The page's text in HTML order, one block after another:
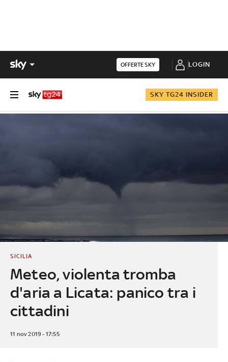
OFFERTE SKY LOGIN
SKY TG24 INSIDER
Meteo, violenta tromba
d'aria a Licata: panico tra i
cittadini
SICILIA
11 nov 2019 - 17:55